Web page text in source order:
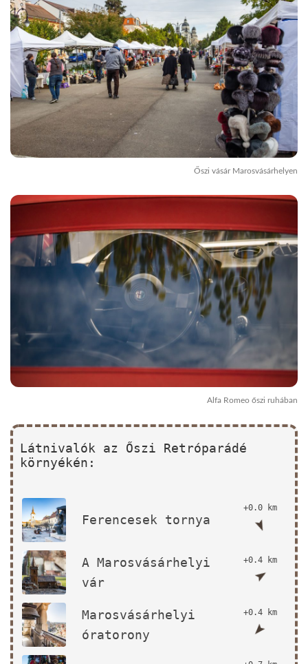
Őszi vásár Marosvásárhelyen
Alfa Romeo őszi ruhában
Látnivalók az Őszi Retróparádé
környékén:
Ferencesek tornya
+0.0 km
A Marosvásárhelyi
vár
+0.4 km
Marosvásárhelyi
óratorony
+0.4 km